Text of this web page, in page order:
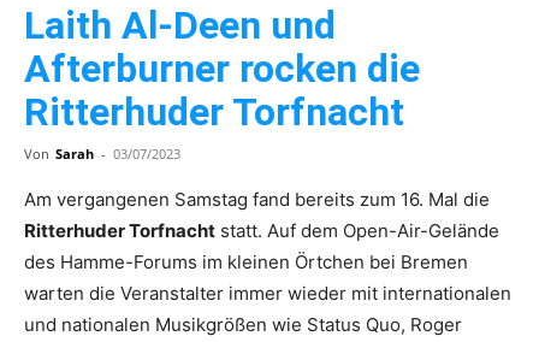
Laith Al-Deen und
Afterburner rocken die
Ritterhuder Torfnacht
Von Sarah - 03/07/2023
Am vergangenen Samstag fand bereits zum 16. Mal die
Ritterhuder Torfnacht statt. Auf dem Open-Air-Gelände
des Hamme-Forums im kleinen Örtchen bei Bremen
warten die Veranstalter immer wieder mit internationalen
und nationalen Musikgrößen wie Status Quo, Roger